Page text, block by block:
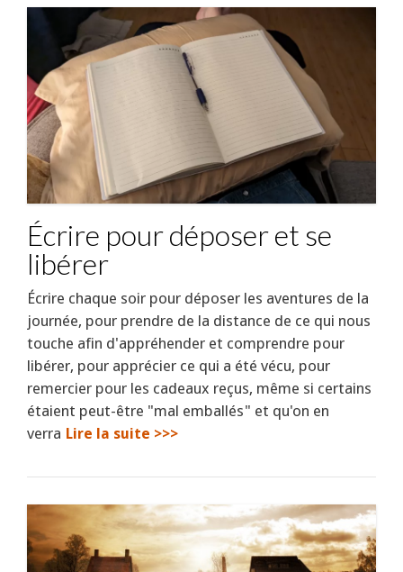
Écrire pour déposer et se
libérer
Écrire chaque soir pour déposer les aventures de la
journée, pour prendre de la distance de ce qui nous
touche afin d'appréhender et comprendre pour
libérer, pour apprécier ce qui a été vécu, pour
remercier pour les cadeaux reçus, même si certains
étaient peut-être "mal emballés" et qu'on en
verra Lire la suite >>>